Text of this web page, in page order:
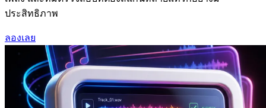
ประสิทธิภาพ
ลองเลย